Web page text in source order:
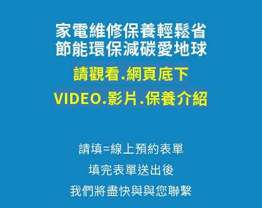
家電維修保養輕鬆省
節能環保減碳愛地球
請觀看.網頁底下
VIDEO.影片.保養介紹
請填=線上預約表單
填完表單送出後
我們將盡快與與您聯繫